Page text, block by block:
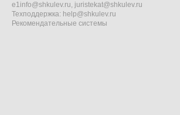
e1info@shkulev.ru, juristekat@shkulev.ru
Техподдержка: help@shkulev.ru
Рекомендательные системы